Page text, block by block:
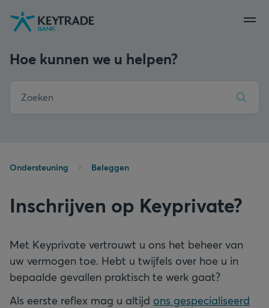
Naar
navigatie
Naar
aanmelden
Naar
inhoud
Hoe kunnen we u helpen?
Ondersteuning Beleggen
Inschrijven op Keyprivate?
Met Keyprivate vertrouwt u ons het beheer van
uw vermogen toe. Hebt u twijfels over hoe u in
bepaalde gevallen praktisch te werk gaat?
Als eerste reflex mag u altijd ons gespecialiseerd